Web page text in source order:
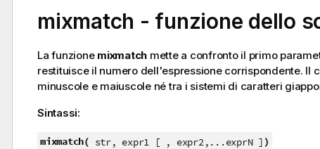
mixmatch - funzione dello
La funzione mixmatch mette a confronto il primo
restituisce il numero dell'espressione corrispondente. Il
minuscole e maiuscole né tra i sistemi di caratteri
Sintassi:
mixmatch( str, expr1 [ , expr2,...exprN ] )